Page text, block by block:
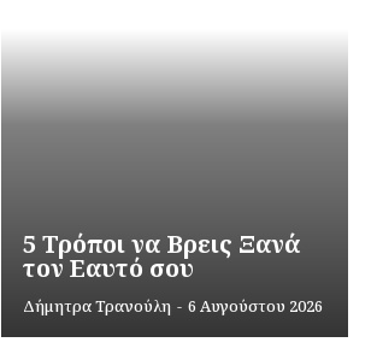
5 Τρόποι να Βρεις Ξανά
τον Εαυτό σου
Δήμητρα Τρανούλη - 6 Αυγούστου 2026